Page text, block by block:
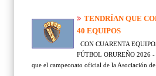
TENDRÍAN QUE
40 EQUIPOS
CON CUARENTA
FÚTBOL ORUREÑO 2026
que el campeonato oficial de la Asociación de